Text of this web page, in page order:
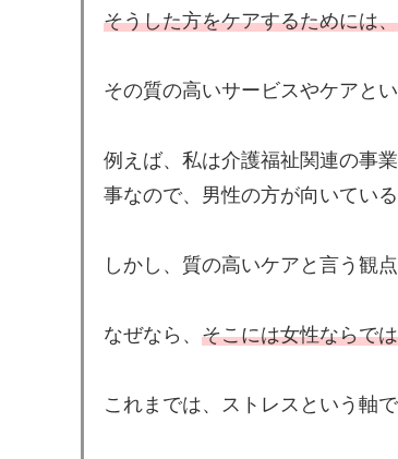
そうした方をケアするためには
その質の高いサービスやケアと
例えば、私は介護福祉関連の事
事なので、男性の方が向いている
しかし、質の高いケアと言う観
なぜなら、 そこには女性ならで
これまでは、ストレスという軸